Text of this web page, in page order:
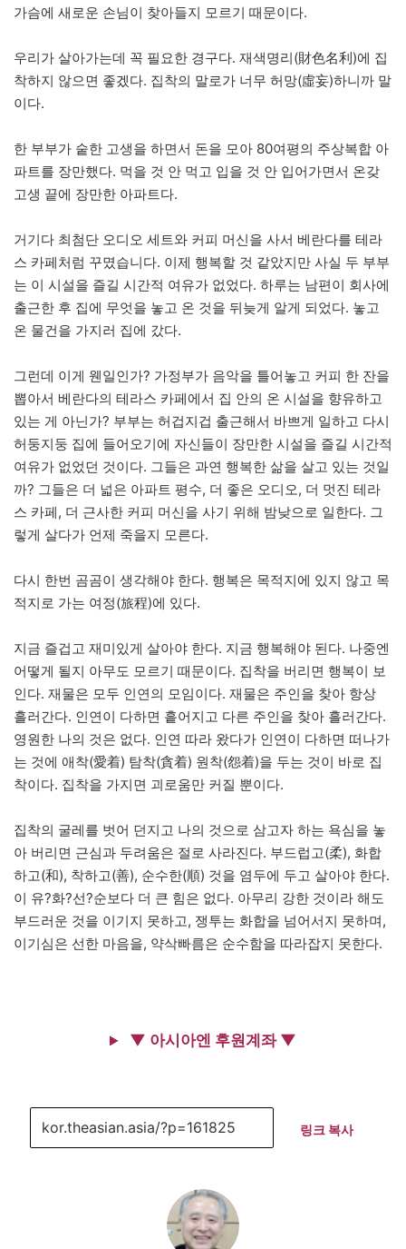
가슴에 새로운 손님이 찾아들지 모르기 때문이다.
우리가 살아가는데 꼭 필요한 경구다. 재색명리(財色名利)에 집
착하지 않으면 좋겠다. 집착의 말로가 너무 허망(虛妄)하니까 말
이다.
한 부부가 숱한 고생을 하면서 돈을 모아 80여평의 주상복합 아
파트를 장만했다. 먹을 것 안 먹고 입을 것 안 입어가면서 온갖
고생 끝에 장만한 아파트다.
거기다 최첨단 오디오 세트와 커피 머신을 사서 베란다를 테라
스 카페처럼 꾸몄습니다. 이제 행복할 것 같았지만 사실 두 부부
는 이 시설을 즐길 시간적 여유가 없었다. 하루는 남편이 회사에
출근한 후 집에 무엇을 놓고 온 것을 뒤늦게 알게 되었다. 놓고
온 물건을 가지러 집에 갔다.
그런데 이게 웬일인가? 가정부가 음악을 틀어놓고 커피 한 잔을
뽑아서 베란다의 테라스 카페에서 집 안의 온 시설을 향유하고
있는 게 아닌가? 부부는 허겁지겁 출근해서 바쁘게 일하고 다시
허둥지둥 집에 들어오기에 자신들이 장만한 시설을 즐길 시간적
여유가 없었던 것이다. 그들은 과연 행복한 삶을 살고 있는 것일
까? 그들은 더 넓은 아파트 평수, 더 좋은 오디오, 더 멋진 테라
스 카페, 더 근사한 커피 머신을 사기 위해 밤낮으로 일한다. 그
렇게 살다가 언제 죽을지 모른다.
다시 한번 곰곰이 생각해야 한다. 행복은 목적지에 있지 않고 목
적지로 가는 여정(旅程)에 있다.
지금 즐겁고 재미있게 살아야 한다. 지금 행복해야 된다. 나중엔
어떻게 될지 아무도 모르기 때문이다. 집착을 버리면 행복이 보
인다. 재물은 모두 인연의 모임이다. 재물은 주인을 찾아 항상
흘러간다. 인연이 다하면 흩어지고 다른 주인을 찾아 흘러간다.
영원한 나의 것은 없다. 인연 따라 왔다가 인연이 다하면 떠나가
는 것에 애착(愛着) 탐착(貪着) 원착(怨着)을 두는 것이 바로 집
착이다. 집착을 가지면 괴로움만 커질 뿐이다.
집착의 굴레를 벗어 던지고 나의 것으로 삼고자 하는 욕심을 놓
아 버리면 근심과 두려움은 절로 사라진다. 부드럽고(柔), 화합
하고(和), 착하고(善), 순수한(順) 것을 염두에 두고 살아야 한다.
이 유?화?선?순보다 더 큰 힘은 없다. 아무리 강한 것이라 해도
부드러운 것을 이기지 못하고, 쟁투는 화합을 넘어서지 못하며,
이기심은 선한 마음을, 약삭빠름은 순수함을 따라잡지 못한다.
▼ 아시아엔 후원계좌 ▼
링크 복사